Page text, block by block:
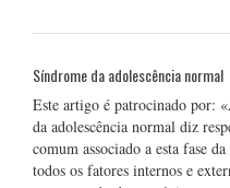
Síndrome da adolescência normal
Este artigo é patrocinado por:
da adolescência normal diz
comum associado a esta fase
todos os fatores internos e